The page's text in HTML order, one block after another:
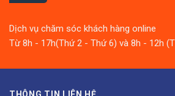
Dịch vụ chăm sóc khách hàng online
Từ 8h - 17h(Thứ 2 - Thứ 6) và 8h - 12h